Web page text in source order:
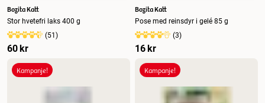
Bozita Katt
Stor hvetefri laks 400 g
(51)
60 kr
Bozita Katt
Pose med reinsdyr i gelé 85 g
(3)
16 kr
Kampanje! Kampanje!